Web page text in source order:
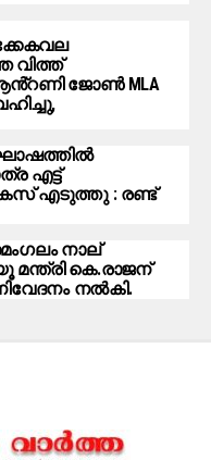
വിത്ത്
ജോൺ MLA
എട്ട്
എടുത്തു : രണ്ട്
നാല്
മന്ത്രി കെ.രാജന്
നിവേദനം നൽകി.